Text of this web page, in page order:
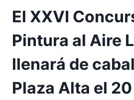
El XXVI
Pintura al Aire
llenará de
Plaza Alta el